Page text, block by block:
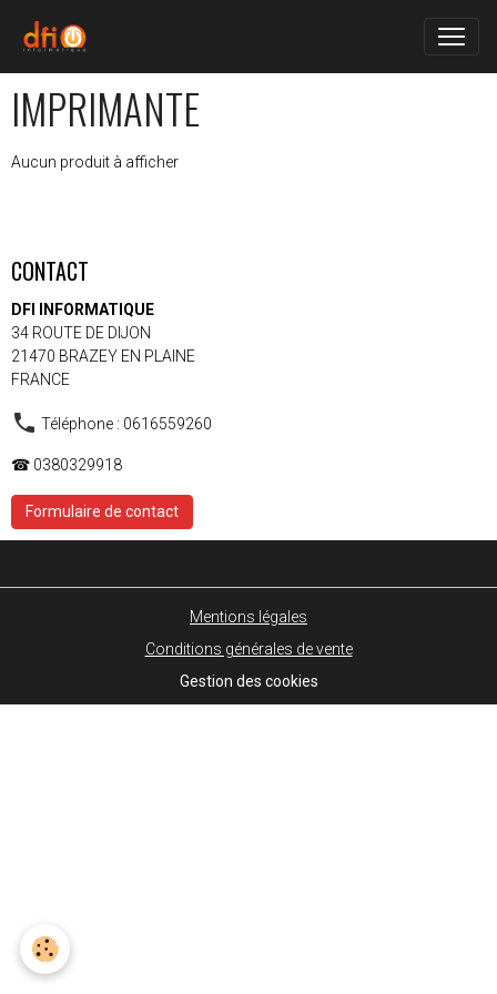
IMPRIMANTE
Aucun produit à afficher
CONTACT
DFI INFORMATIQUE
34 ROUTE DE DIJON
21470 BRAZEY EN PLAINE
FRANCE
Téléphone : 0616559260
☎ 0380329918
Formulaire de contact
Mentions légales
Conditions générales de vente
Gestion des cookies